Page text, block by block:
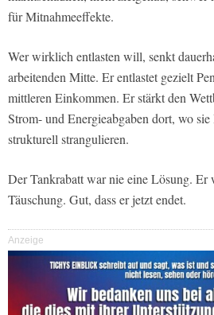
für Mitnahmeeffekte.
Wer wirklich entlasten will, senkt
arbeitenden Mitte. Er entlastet gezielt
mittleren Einkommen. Er stärkt den
Strom- und Energieabgaben dort, wo
strukturell strangulieren.
Der Tankrabatt war nie eine Lösung. Er
Täuschung. Gut, dass er jetzt endet.
Anzeige